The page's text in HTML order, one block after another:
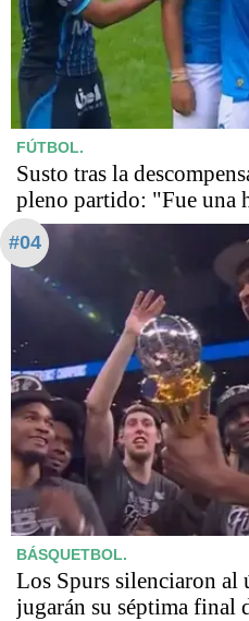
FÚTBOL.
Susto tras la
pleno partido: "Fue una
#04
BÁSQUETBOL.
Los Spurs silenciaron al
jugarán su séptima final